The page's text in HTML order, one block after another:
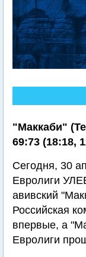
"Маккаби"
69:73 (18:18,
Сегодня, 30
Евролиги
авивский
Российская
впервые, а
Евролиги